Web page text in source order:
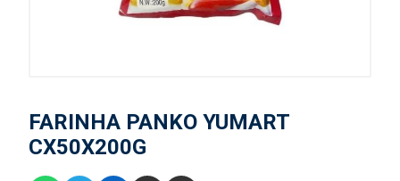
FARINHA PANKO YUMART
CX50X200G